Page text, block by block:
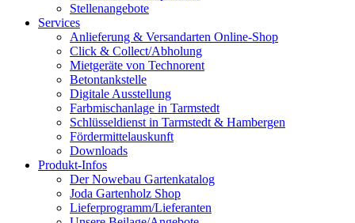
Stellenangebote
Services
Anlieferung & Versandarten Online-Shop
Click & Collect/Abholung
Mietgeräte von Technorent
Betontankstelle
Digitale Ausstellung
Farbmischanlage in Tarmstedt
Schlüsseldienst in Tarmstedt & Hambergen
Fördermittelauskunft
Downloads
Produkt-Infos
Der Nowebau Gartenkatalog
Joda Gartenholz Shop
Lieferprogramm/Lieferanten